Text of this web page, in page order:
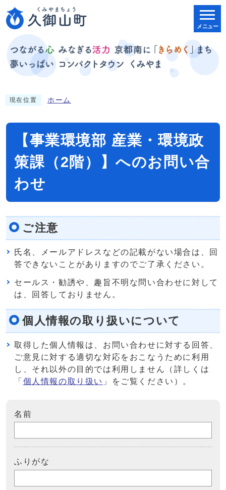
メニュー
現在位置 ホーム
【事業環境部 産業・環境政
策課（2階）】へのお問い合
わせ
ご注意
氏名、メールアドレスなどの記載がない場合は、回
答できないことがありますのでご了承ください。
セールス・勧誘や、趣旨不明な問い合わせに対して
は、回答しておりません。
個人情報の取り扱いについて
取得した個人情報は、お問い合わせに対する回答、
ご意見に対する適切な対応をおこなうために利用
し、それ以外の目的では利用しません（詳しくは
「 個人情報の取り扱い 」をご覧ください）。
名前
ふりがな